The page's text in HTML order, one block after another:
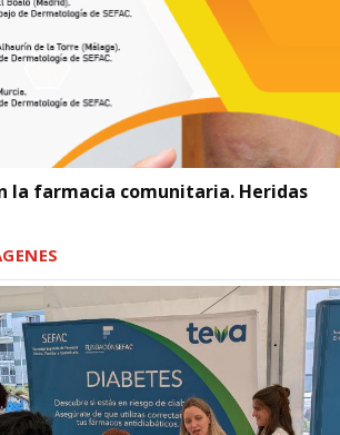
la farmacia comunitaria. Heridas